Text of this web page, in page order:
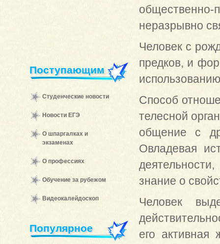
Поступающим
Студенческие новости
Новости ЕГЭ
О шпаргалках и
экзаменах
О профессиях
Обучение за рубежом
Видеокалейдоскоп
Популярное
неразрывно
Человек с
предков, и
Способ
телесной
общение с
Овладевая
знание о
Человек
его активная